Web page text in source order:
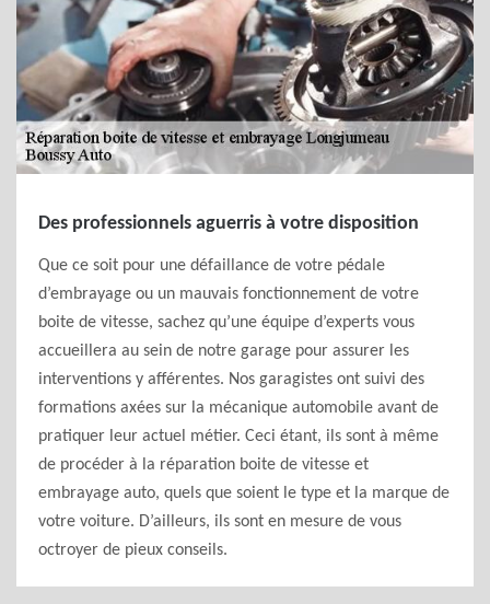
Des professionnels aguerris à votre disposition
Que ce soit pour une défaillance de votre pédale
d’embrayage ou un mauvais fonctionnement de votre
boite de vitesse, sachez qu’une équipe d’experts vous
accueillera au sein de notre garage pour assurer les
interventions y afférentes. Nos garagistes ont suivi des
formations axées sur la mécanique automobile avant de
pratiquer leur actuel métier. Ceci étant, ils sont à même
de procéder à la réparation boite de vitesse et
embrayage auto, quels que soient le type et la marque de
votre voiture. D’ailleurs, ils sont en mesure de vous
octroyer de pieux conseils.